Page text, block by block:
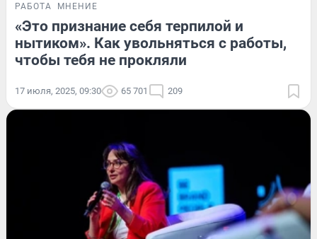
РАБОТА МНЕНИЕ
«Это признание себя терпилой и
нытиком». Как увольняться с работы,
чтобы тебя не прокляли
17 июля, 2025, 09:30 65 701 209